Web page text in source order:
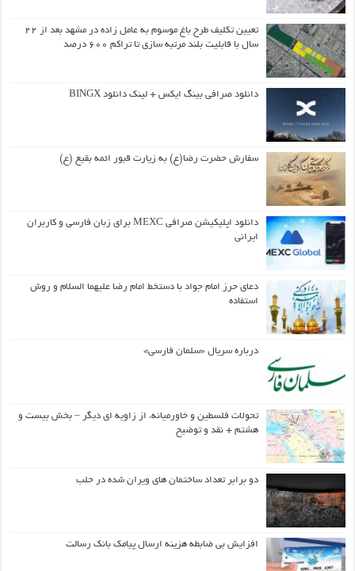
تعیین تکلیف طرح باغ موسوم به عامل زاده در مشهد بعد از ۲۲
سال با قابلیت بلند مرتبه سازی تا تراکم ۶۰۰ درصد
دانلود صرافی بینگ ایکس + لینک دانلود BINGX
سفارش حضرت رضا(ع) به زیارت قبور ائمه بقیع (ع)
دانلود اپلیکیشن صرافی MEXC برای زبان فارسی و کاربران
ایرانی
دعای حرز امام جواد با دستخط امام رضا علیهما السلام و روش
استفاده
درباره سریال «سلمان فارسی»
تحولات فلسطین و خاورمیانه، از زاویه ای دیگر – بخش بیست و
هشتم + نقد و توضیح
دو برابر تعداد ساختمان های ویران شده در حلب
افزایش بی ضابطه هزینه ارسال پیامک بانک رسالت